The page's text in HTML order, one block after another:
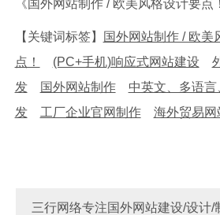
《国外网站制作 / 欧美风格设计要点
【关键词标签】
国外网站制作 / 欧美
点！
(PC+手机)响应式网站建设
发
国外网站制作
中英文、多语
发
工厂企业官网制作 海外贸易网
三行网络专注国外网站建设/设计/